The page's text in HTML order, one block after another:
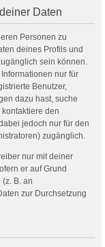
Daten
Personen zu
deines Profils und
sein können.
nur für
Benutzer,
dazu hast, suche
den
jedoch nur für den
zugänglich.
nur mit deiner
er auf Grund
B. an
zur Durchsetzung